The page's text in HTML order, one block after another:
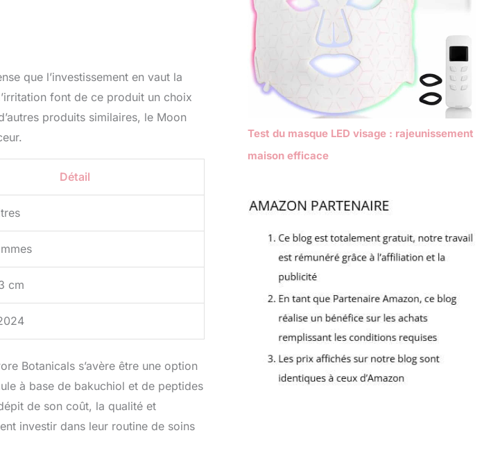
que l’investissement en vaut la
font de ce produit un choix
produits similaires, le Moon
Détail
cm
Botanicals s’avère être une option
à base de bakuchiol et de peptides
de son coût, la qualité et
investir dans leur routine de soins
Test du masque LED visage : rajeunissement
maison efficace